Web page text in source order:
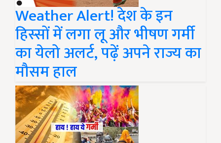
Weather Alert! देश के इन
हिस्सों में लगा लू और भीषण गर्मी
का येलो अलर्ट, पढ़ें अपने राज्य का
मौसम हाल